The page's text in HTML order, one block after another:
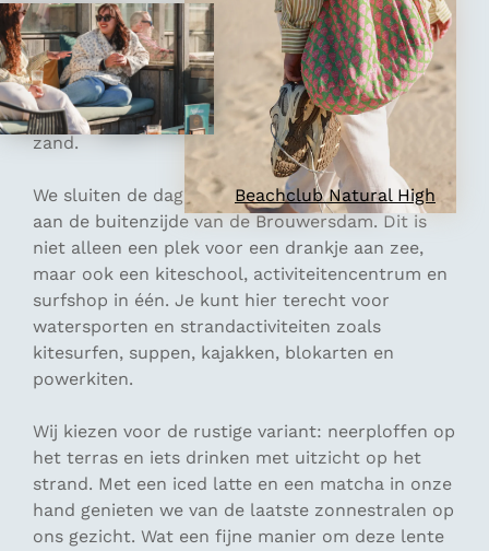
grootser. Aan de ene kant ligt het
Grevelingenmeer, aan de andere kant de
Noordzee. De wind heeft er vrij spel en overal zie
je beweging: kitesurfers op het water, golven
langs de kust en mensen met hun voeten in het
zand.
We sluiten de dag af bij Beachclub Natural High
aan de buitenzijde van de Brouwersdam. Dit is
niet alleen een plek voor een drankje aan zee,
maar ook een kiteschool, activiteitencentrum en
surfshop in één. Je kunt hier terecht voor
watersporten en strandactiviteiten zoals
kitesurfen, suppen, kajakken, blokarten en
powerkiten.
Wij kiezen voor de rustige variant: neerploffen op
het terras en iets drinken met uitzicht op het
strand. Met een iced latte en een matcha in onze
hand genieten we van de laatste zonnestralen op
ons gezicht. Wat een fijne manier om deze lente